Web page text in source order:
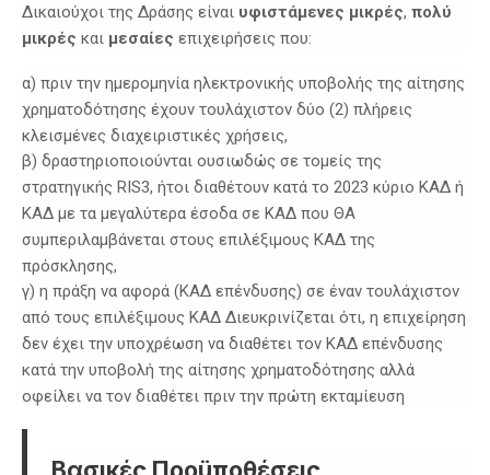
Δικαιούχοι της Δράσης είναι υφιστάμενες μικρές, πολύ
μικρές και μεσαίες επιχειρήσεις που:
α) πριν την ημερομηνία ηλεκτρονικής υποβολής της αίτησης
χρηματοδότησης έχουν τουλάχιστον δύο (2) πλήρεις
κλεισμένες διαχειριστικές χρήσεις,
β) δραστηριοποιούνται ουσιωδώς σε τομείς της
στρατηγικής RIS3, ήτοι διαθέτουν κατά το 2023 κύριο ΚΑΔ ή
ΚΑΔ με τα μεγαλύτερα έσοδα σε ΚΑΔ που ΘΑ
συμπεριλαμβάνεται στους επιλέξιμους ΚΑΔ της
πρόσκλησης,
γ) η πράξη να αφορά (ΚΑΔ επένδυσης) σε έναν τουλάχιστον
από τους επιλέξιμους ΚΑΔ Διευκρινίζεται ότι, η επιχείρηση
δεν έχει την υποχρέωση να διαθέτει τον ΚΑΔ επένδυσης
κατά την υποβολή της αίτησης χρηματοδότησης αλλά
οφείλει να τον διαθέτει πριν την πρώτη εκταμίευση